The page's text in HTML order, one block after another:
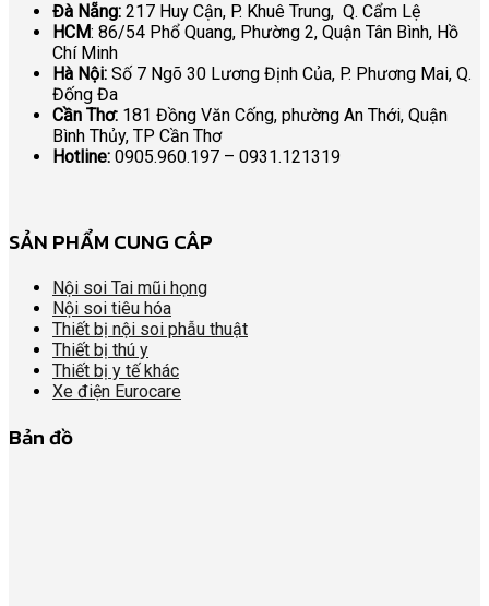
Đà Nẵng: 217 Huy Cận, P. Khuê Trung, Q. Cẩm Lệ
HCM: 86/54 Phổ Quang, Phường 2, Quận Tân Bình, Hồ
Chí Minh
Hà Nội: Số 7 Ngõ 30 Lương Định Của, P. Phương Mai, Q.
Đống Đa
Cần Thơ: 181 Đồng Văn Cống, phường An Thới, Quận
Bình Thủy, TP Cần Thơ
Hotline: 0905.960.197 – 0931.121319
SẢN PHẨM CUNG CÂP
Nội soi Tai mũi họng
Nội soi tiêu hóa
Thiết bị nội soi phẫu thuật
Thiết bị thú y
Thiết bị y tế khác
Xe điện Eurocare
Bản đồ